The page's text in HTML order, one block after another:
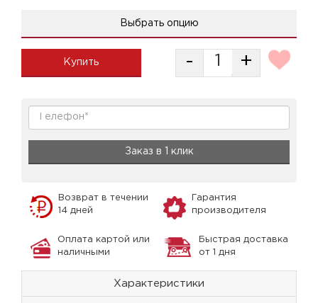
Выбрать опцию
Купить - +
Заказ в 1 клик
Возврат в течении
14 дней
Гарантия
производителя
Оплата картой или
наличными
Быстрая доставка
от 1 дня
Характеристики